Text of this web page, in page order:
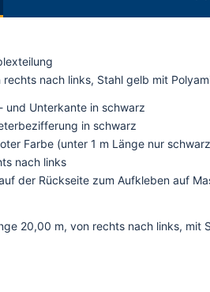
nach links, Stahl gelb mit
und Unterkante in schwarz
in schwarz
Farbe (unter 1 m Länge nur
nach links
der Rückseite zum Aufkleben auf
20,00 m, von rechts nach links, mit